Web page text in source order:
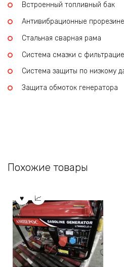
Встроенный топливный бак
Антивибрационные
Стальная сварная рама
Система смазки с
Система защиты по низкому
Защита обмоток генератора
Похожие товары